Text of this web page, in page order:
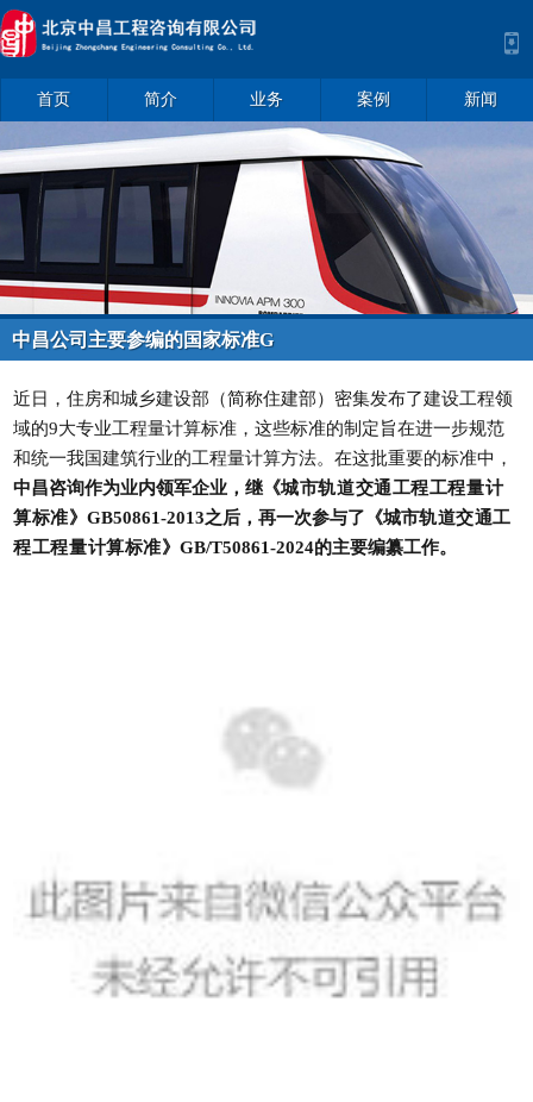
首页 简介 业务 案例 新闻
中昌公司主要参编的国家标准G
B/T50861-2024《城市轨道交通
工程工程量计算标准》，自2025
年9月1日起实施。
近日，住房和城乡建设部（简称住建部）密集发布了建设工程领
域的9大专业工程量计算标准，这些标准的制定旨在进一步规范
和统一我国建筑行业的工程量计算方法。在这批重要的标准中，
中昌咨询作为业内领军企业，继《城市轨道交通工程工程量计
算标准》GB50861-2013之后，再一次参与了《城市轨道交通工
程工程量计算标准》GB/T50861-2024的主要编纂工作。